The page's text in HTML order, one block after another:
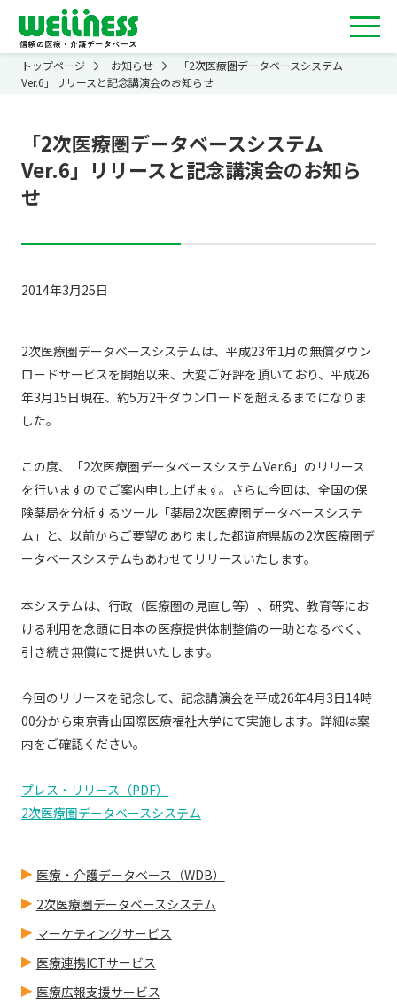
トップページ お知らせ
「2次医療圏データベースシステム
Ver.6」リリースと記念講演会のお知らせ
「2次医療圏データベースシステム
Ver.6」リリースと記念講演会のお知ら
せ
2014年3月25日
2次医療圏データベースシステムは、平成23年1月の無償ダウン
ロードサービスを開始以来、大変ご好評を頂いており、平成26
年3月15日現在、約5万2千ダウンロードを超えるまでになりま
した。
この度、「2次医療圏データベースシステムVer.6」のリリース
を行いますのでご案内申し上げます。さらに今回は、全国の保
険薬局を分析するツール「薬局2次医療圏データベースシステ
ム」と、以前からご要望のありました都道府県版の2次医療圏デ
ータベースシステムもあわせてリリースいたします。
本システムは、行政（医療圏の見直し等）、研究、教育等にお
ける利用を念頭に日本の医療提供体制整備の一助となるべく、
引き続き無償にて提供いたします。
今回のリリースを記念して、記念講演会を平成26年4月3日14時
00分から東京青山国際医療福祉大学にて実施します。詳細は案
内をご確認ください。
プレス・リリース（PDF）
2次医療圏データベースシステム
医療・介護データベース（WDB）
2次医療圏データベースシステム
マーケティングサービス
医療連携ICTサービス
医療広報支援サービス